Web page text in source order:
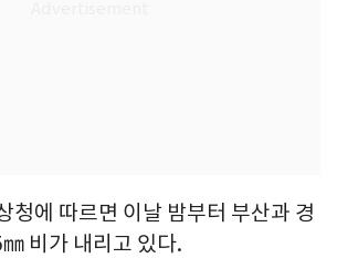
청에 따르면 이날 밤부터 부산과 경
비가 내리고 있다.